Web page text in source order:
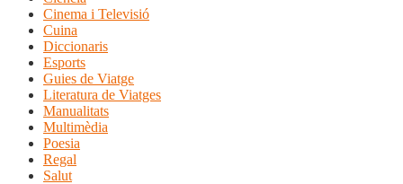
Cinema i Televisió
Cuina
Diccionaris
Esports
Guies de Viatge
Literatura de Viatges
Manualitats
Multimèdia
Poesia
Regal
Salut